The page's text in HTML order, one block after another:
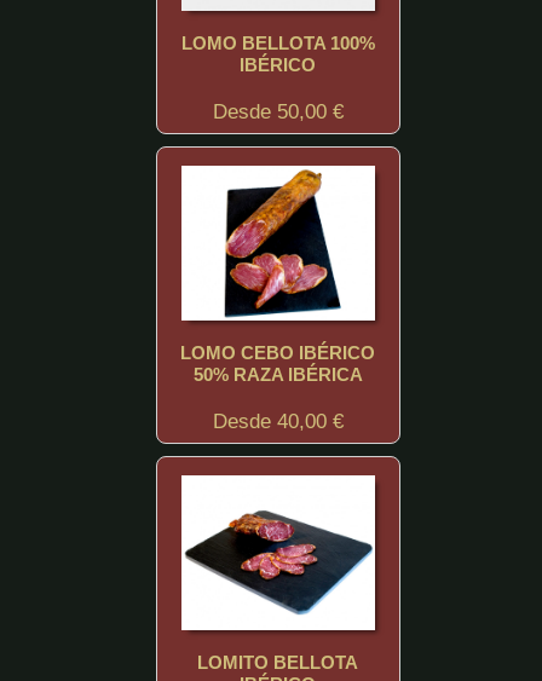
LOMO BELLOTA 100%
IBÉRICO
Desde 50,00 €
LOMO CEBO IBÉRICO
50% RAZA IBÉRICA
Desde 40,00 €
LOMITO BELLOTA